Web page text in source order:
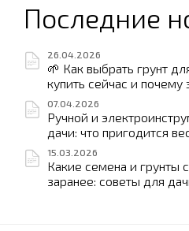
Последние
26.04.2026
🌱 Как выбрать грунт
купить сейчас и почему
07.04.2026
Ручной и
дачи: что пригодится
15.03.2026
Какие семена и грунты
заранее: советы для